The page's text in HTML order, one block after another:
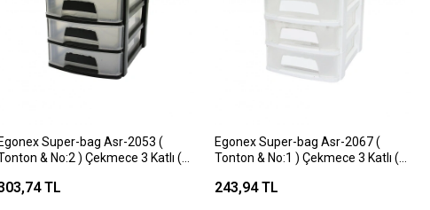
Super-bag Asr-2053 (
& No:2 ) Çekmece 3 Katlı (
TL
Egonex Super-bag Asr-2067 (
Tonton & No:1 ) Çekmece 3 Katlı (
243,94 TL